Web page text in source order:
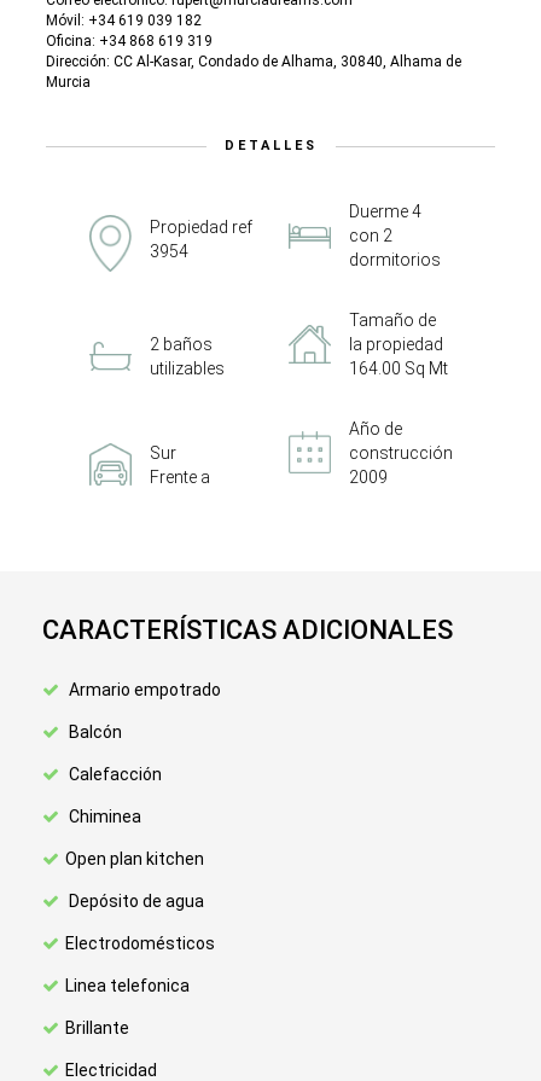
Móvil: +34 619 039 182
Oficina: +34 868 619 319
Dirección: CC Al-Kasar, Condado de Alhama, 30840, Alhama de
Murcia
DETALLES
Propiedad ref
3954
Duerme 4
con 2
dormitorios
2 baños
utilizables
Tamaño de
la propiedad
164.00 Sq Mt
Sur
Frente a
Año de
construcción
2009
CARACTERÍSTICAS ADICIONALES
Armario empotrado
Balcón
Calefacción
Chiminea
Open plan kitchen
Depósito de agua
Electrodomésticos
Linea telefonica
Brillante
Electricidad